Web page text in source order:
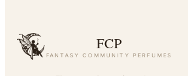
FCP
FANTASY COMMUNITY PERFUMES